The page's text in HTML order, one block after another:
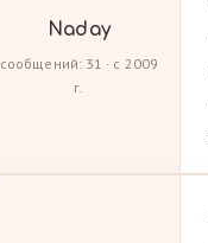
Naday
сообщений: 31 · с 2009
г.